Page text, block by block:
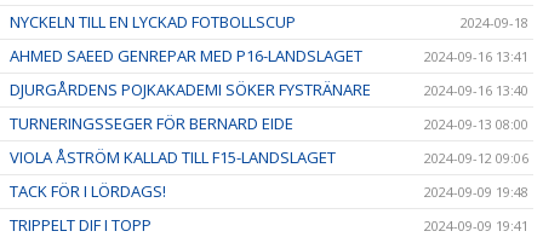
NYCKELN TILL EN LYCKAD FOTBOLLSCUP 2024-09-18
AHMED SAEED GENREPAR MED P16-LANDSLAGET 2024-09-16 13:41
DJURGÅRDENS POJKAKADEMI SÖKER FYSTRÄNARE 2024-09-16 13:40
TURNERINGSSEGER FÖR BERNARD EIDE 2024-09-13 08:00
VIOLA ÅSTRÖM KALLAD TILL F15-LANDSLAGET 2024-09-12 09:06
TACK FÖR I LÖRDAGS! 2024-09-09 19:48
TRIPPELT DIF I TOPP 2024-09-09 19:41